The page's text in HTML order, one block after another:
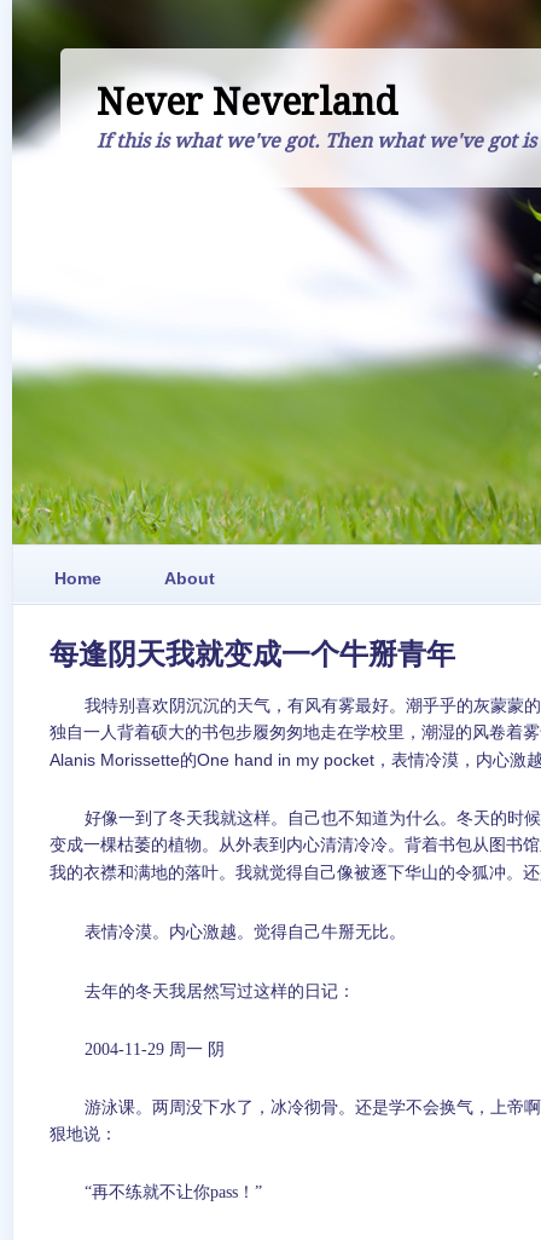
Never Neverland
If this is what we've got. Then what we've got is
Home About
每逢阴天我就变成一个牛掰青年
我特别喜欢阴沉沉的天气，有风有雾最好。潮乎乎的灰蒙蒙
独自一人背着硕大的书包步履匆匆地走在学校里，潮湿的风卷着
Alanis Morissette的One hand in my pocket ，表情冷漠，内心激
好像一到了冬天我就这样。自己也不知道为什么。冬天的时
变成一棵枯萎的植物。从外表到内心清清冷冷。背着书包从图书
我的衣襟和满地的落叶。我就觉得自己像被逐下华山的令狐冲。
表情冷漠。内心激越。觉得自己牛掰无比。
去年的冬天我居然写过这样的日记：
2004-11-29 周一 阴
游泳课。两周没下水了，冰冷彻骨。还是学不会换气，上帝
狠地说：
“再不练就不让你pass ！”